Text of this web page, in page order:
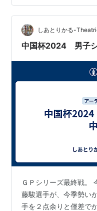
しあとりかる-
中国杯2024 男子シ
ＧＰシリーズ最終戦。
藤駿選手が、今季勢い
手を２点余りと僅差で